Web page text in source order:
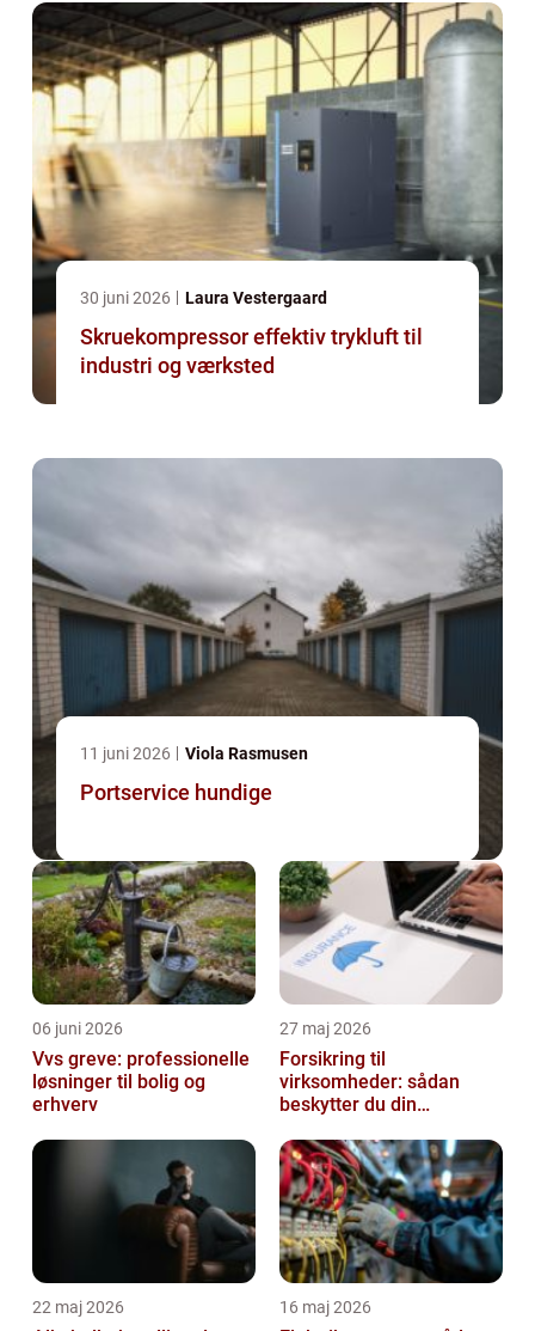
30 juni 2026 Laura Vestergaard
Skruekompressor effektiv trykluft til
industri og værksted
11 juni 2026 Viola Rasmusen
Portservice hundige
06 juni 2026
Vvs greve: professionelle
løsninger til bolig og
erhverv
27 maj 2026
Forsikring til
virksomheder: sådan
beskytter du din
22 maj 2026 16 maj 2026